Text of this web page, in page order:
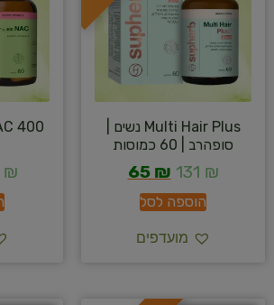
Multi Hair Plus נשים |
סופהרב | 60 כמוסות
131 ₪
65 ₪
הוספה לסל
מועדפים
₪